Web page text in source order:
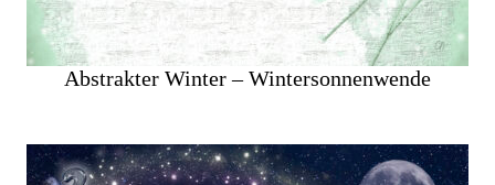
Abstrakter Winter – Wintersonnenwende